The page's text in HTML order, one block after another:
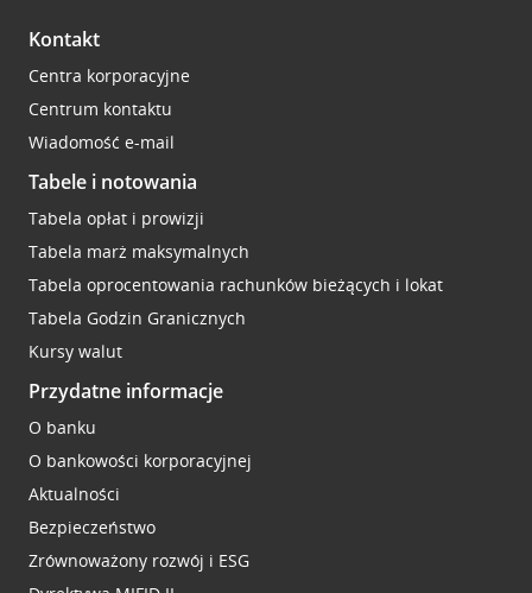
Kontakt
Centra korporacyjne
Centrum kontaktu
Wiadomość e-mail
Tabele i notowania
Tabela opłat i prowizji
Tabela marż maksymalnych
Tabela oprocentowania rachunków bieżących i lokat
Tabela Godzin Granicznych
Kursy walut
Przydatne informacje
O banku
O bankowości korporacyjnej
Aktualności
Bezpieczeństwo
Zrównoważony rozwój i ESG